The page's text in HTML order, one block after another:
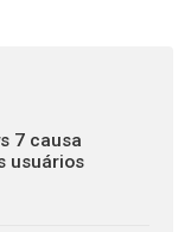
7 causa
usuários